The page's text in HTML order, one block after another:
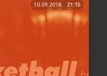
10.09.2018. 21:15